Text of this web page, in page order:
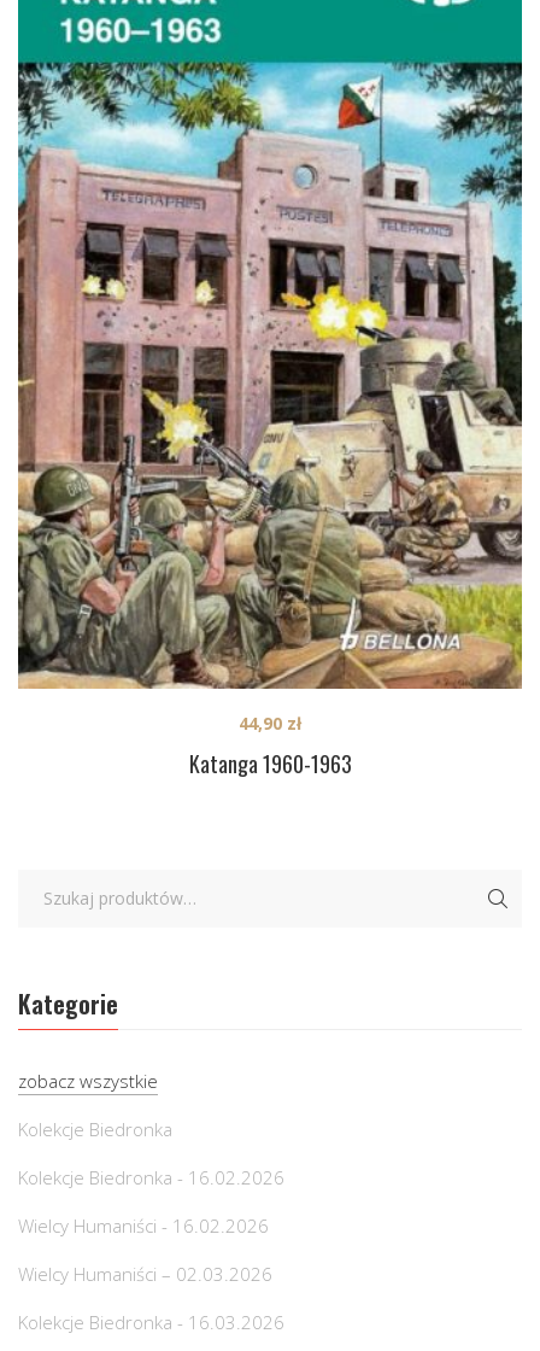
Katanga 1960-1963
44,90 zł
Kategorie
zobacz wszystkie
Kolekcje Biedronka
Kolekcje Biedronka - 16.02.2026
Wielcy Humaniści - 16.02.2026
Wielcy Humaniści – 02.03.2026
Kolekcje Biedronka - 16.03.2026